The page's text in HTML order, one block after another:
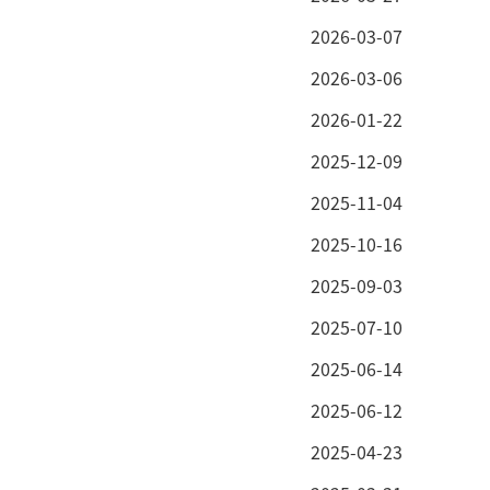
2026-03-07
2026-03-06
2026-01-22
2025-12-09
2025-11-04
2025-10-16
2025-09-03
2025-07-10
2025-06-14
2025-06-12
2025-04-23